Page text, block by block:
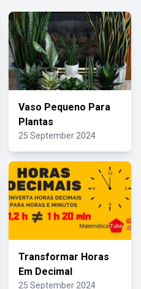
Vaso Pequeno Para
Plantas
25 September 2024
Transformar Horas
Em Decimal
25 September 2024